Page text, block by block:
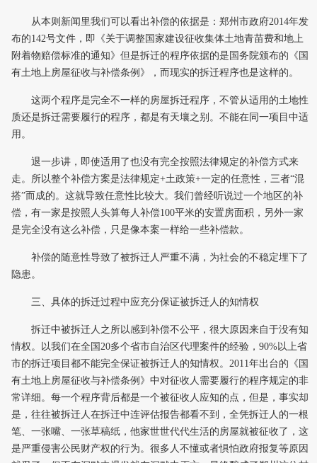
从本则新闻里我们可以看出补偿的依据是：郑州市政府2014年发
布的142号文件，即《关于调整国家建设征收集体土地青苗费和地上
附着物赔偿标准的通知》但是拆迁的程序依据的是国务院颁布的《国
有土地上房屋征收与补偿条例》，而现实的拆迁程序也是这样的。
这两个程序是完全不一样的房屋拆迁程序，不管从适用的土地性
质还是拆迁需要履行的程序，都是有天壤之别。不能在同一项目中适
用。
退一步讲，即使适用了也没有完全按照法律规定的补偿方式来
走。所以整个补偿方案是法律规定+土政策+一定的任意性，三者“混
搭”而成的。这就导致任意性比较大。我们曾经听说过一个地区的补
偿，有一家是按照人头算每人补偿100平米的安置房面积，另外一家
是完全没有这么补偿，只是像本案一样给一些补偿款。
补偿的随意性导致了被拆迁人严重不满，为社会的不稳定埋下了
隐患。
三、具体的拆迁过程中应充分保证被拆迁人的知情权
拆迁中被拆迁人之所以感到补偿不公平，很大原因来自于没有知
情权。以我们在全国20多个省市自治区代理案件的经验，90%以上省
市的拆迁项目都不能完全保证被拆迁人的知情权。2011年出台的《国
有土地上房屋征收与补偿条例》中对征收人需要履行的程序规定的非
常详细。每一个程序背后都是一个被征收人应知的点，但是，事实却
是，往往被拆迁人在拆迁中连评估报告都看不到，全凭拆迁人的一根
笔、一张嘴、一张草稿纸，他家世世代代生活的房屋就被征收了，这
是严重侵害公民财产权的行为。很多人不懂或者惧怕政府报复等原因